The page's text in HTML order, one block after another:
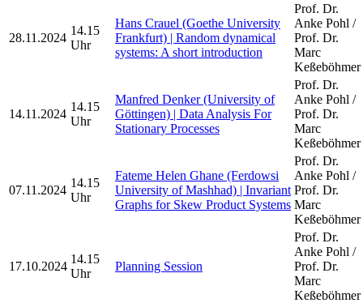
28.11.2024
14.15
Uhr
Hans Crauel (Goethe University
Frankfurt) | Random dynamical
systems: A short introduction
Prof. Dr.
Anke Pohl /
Prof. Dr.
Marc
Keßeböhmer
14.11.2024
14.15
Uhr
Manfred Denker (University of
Göttingen) | Data Analysis For
Stationary Processes
Prof. Dr.
Anke Pohl /
Prof. Dr.
Marc
Keßeböhmer
07.11.2024
14.15
Uhr
Fateme Helen Ghane (Ferdowsi
University of Mashhad) | Invariant
Graphs for Skew Product Systems
Prof. Dr.
Anke Pohl /
Prof. Dr.
Marc
Keßeböhmer
17.10.2024
14.15
Uhr
Planning Session
Prof. Dr.
Anke Pohl /
Prof. Dr.
Marc
Keßeböhmer